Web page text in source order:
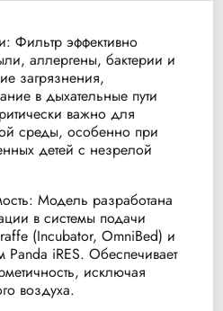
Фильтр эффективно
аллергены, бактерии и
загрязнения,
в дыхательные пути
важно для
среды, особенно при
детей с незрелой
Модель разработана
в системы подачи
(Incubator, OmniBed) и
iRES. Обеспечивает
исключая
воздуха.